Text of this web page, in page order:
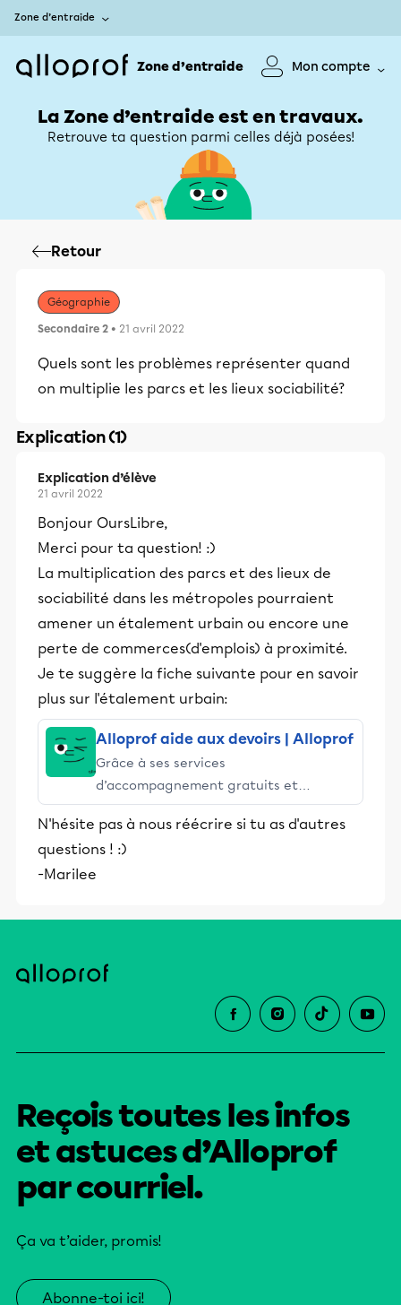
Zone d’entraide
Zone d’entraide Mon compte
La Zone d’entraide est en travaux.
Retrouve ta question parmi celles déjà posées!
Retour
Géographie
Secondaire 2 • 21 avril 2022
Quels sont les problèmes représenter quand
on multiplie les parcs et les lieux sociabilité?
Explication (1)
Explication d’élève
21 avril 2022
Bonjour OursLibre,
Merci pour ta question! :)
La multiplication des parcs et des lieux de
sociabilité dans les métropoles pourraient
amener un étalement urbain ou encore une
perte de commerces(d'emplois) à proximité.
Je te suggère la fiche suivante pour en savoir
plus sur l'étalement urbain:
Alloprof aide aux devoirs | Alloprof
Grâce à ses services
d’accompagnement gratuits et
stimulants, Alloprof engage les élèves
et leurs parents dans la réussite
éducative.
N'hésite pas à nous réécrire si tu as d'autres
questions ! :)
-Marilee
Reçois toutes les infos
et astuces d’Alloprof
par courriel.
Ça va t’aider, promis!
Abonne-toi ici!